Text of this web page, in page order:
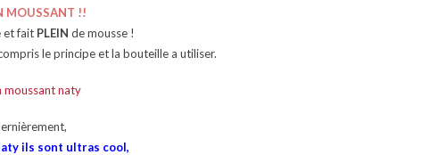
MOUSSANT !!
et fait PLEIN de mousse !
le principe et la bouteille a utiliser.
ils sont ultras cool,